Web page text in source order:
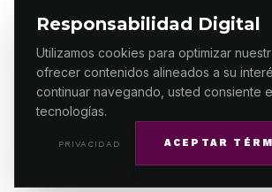
Responsabilidad Digital
Utilizamos cookies para optimizar
ofrecer contenidos alineados a su
continuar navegando, usted consiente
tecnologías.
PRIVACIDAD ACEPTAR
© 2026 ES PRIMERA MX. ALGUNOS
RESERVADOS / DESIGNMAKING.MX